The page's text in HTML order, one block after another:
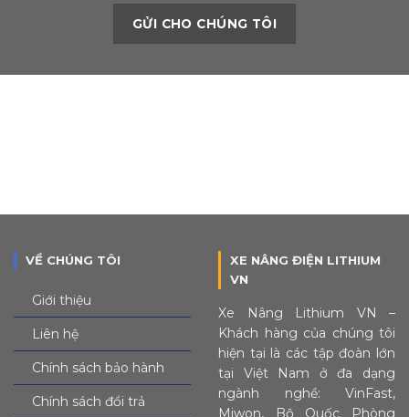
VỀ CHÚNG TÔI
Giới thiệu
Liên hệ
Chính sách bảo hành
Chính sách đổi trả
XE NÂNG ĐIỆN LITHIUM
VN
Xe Nâng Lithium VN –
Khách hàng của chúng tôi
hiện tại là các tập đoàn lớn
tại Việt Nam ở đa dạng
ngành nghề: VinFast,
Miwon, Bộ Quốc Phòng